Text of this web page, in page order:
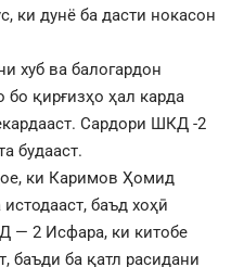
ки дунё ба дасти нокасон
хуб ва балогардон
қирғизҳо ҳал карда
Сардори ШКД -2
будааст.
ки Каримов Ҳомид
баъд хоҳӣ
— 2 Исфара, ки китобе
баъди ба қатл расидани